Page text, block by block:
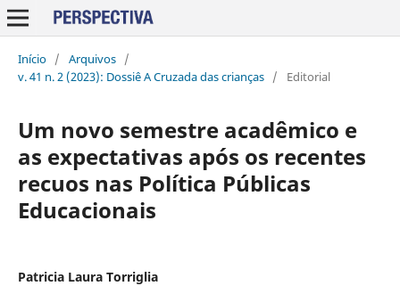
Início / Arquivos /
v. 41 n. 2 (2023): Dossiê A Cruzada das crianças / Editorial
Um novo semestre acadêmico e
as expectativas após os recentes
recuos nas Política Públicas
Educacionais
Patricia Laura Torriglia